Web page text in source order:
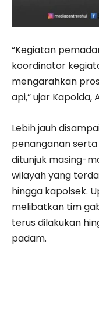
“Kegiatan
koordinator
mengarahkan
api,” ujar Kapolda,
Lebih jauh
penanganan
ditunjuk masing-
wilayah yang
hingga kapolsek.
melibatkan tim
terus dilakukan
padam.